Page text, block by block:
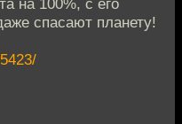
на 100%, с его
спасают планету!